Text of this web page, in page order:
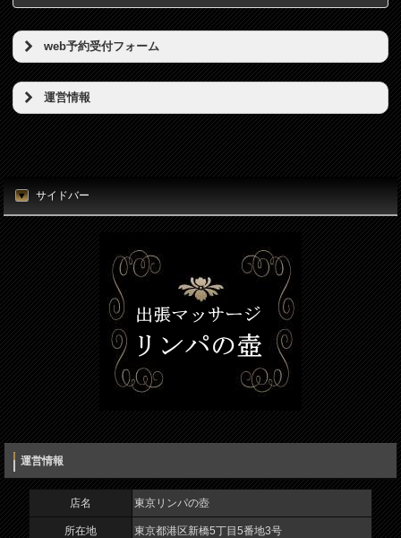
web予約受付フォーム
予約希望日（必須）
時刻（必須）
お名前（必須）
メールアドレス（必須）
電話番号（必須）
メッセージ
運営情報
店名
東京リンパの壺
所在地
東京都港区新橋5丁目5番地3号
電話番号
080-7812-3053
メールアドレス
info@thubo.biz
URL
https://thubo.biz/
運営者名
宮田正晴
サイドバー
運営情報
店名 東京リンパの壺
所在地 東京都港区新橋5丁目5番地3号